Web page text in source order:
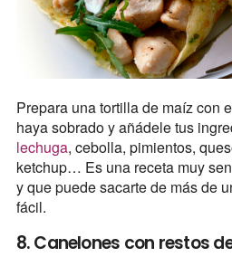
Prepara una tortilla de maíz con
haya sobrado y añádele tus
lechuga, cebolla, pimientos,
ketchup… Es una receta muy
y que puede sacarte de más de
fácil.
8. Canelones con restos